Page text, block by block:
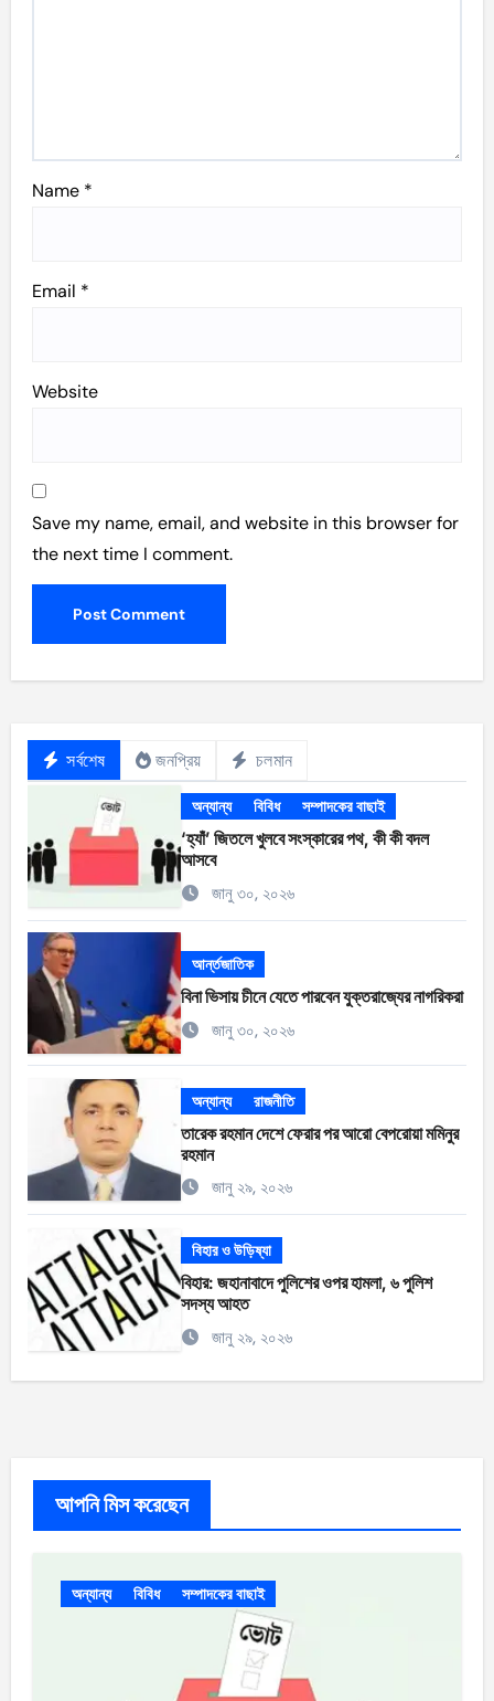
Name *
Email *
Website
Save my name, email, and website in this browser for
the next time I comment.
সর্বশেষ জনপ্রিয় চলমান
অন্যান্য বিবিধ সম্পাদকের বাছাই
‘হ্যাঁ’ জিতলে খুলবে সংস্কারের পথ, কী কী বদল
আসবে
জানু ৩০, ২০২৬
আর্ন্তজাতিক
বিনা ভিসায় চীনে যেতে পারবেন যুক্তরাজ্যের নাগরিকরা
জানু ৩০, ২০২৬
অন্যান্য রাজনীতি
তারেক রহমান দেশে ফেরার পর আরো বেপরোয়া মমিনুর
রহমান
জানু ২৯, ২০২৬
বিহার ও উড়িষ্যা
বিহার: জহানাবাদে পুলিশের ওপর হামলা, ৬ পুলিশ
সদস্য আহত
জানু ২৯, ২০২৬
আপনি মিস করেছেন
অন্যান্য বিবিধ সম্পাদকের বাছাই